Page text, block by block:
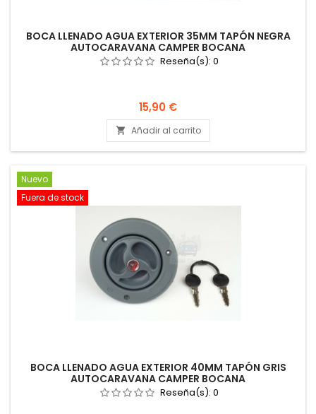
BOCA LLENADO AGUA EXTERIOR 35MM TAPÓN NEGRA
AUTOCARAVANA CAMPER BOCANA
Reseña(s): 0
Precio
15,90 €
 Añadir al carrito
Nuevo
Fuera de stock
BOCA LLENADO AGUA EXTERIOR 40MM TAPÓN GRIS
AUTOCARAVANA CAMPER BOCANA
Reseña(s): 0